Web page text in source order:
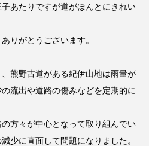
あたりですが道がほんとにきれい
りがとうございます。
熊野古道がある紀伊山地は雨量が
流出や道路の傷みなどを定期的に
方々が中心となって取り組んでい
少に直面して問題になりました。